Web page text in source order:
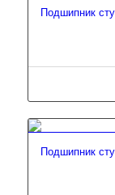
Подшипник
Подшипник